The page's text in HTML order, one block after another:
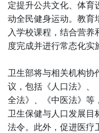
定提升公共文化、体育
动全民健身运动。教育
入学校课程，结合营
度完成并进行常态化实
卫生部将与相关机构
议，包括《人口法》、
全法》、《中医法》等
卫生保健与人口发展目
法令。此外，促进医疗